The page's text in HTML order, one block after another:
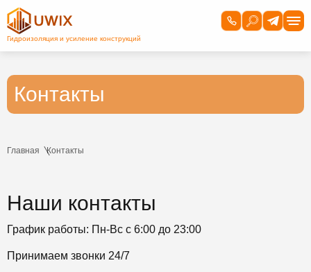
Контакты
Главная Контакты
Наши контакты
График работы: Пн-Вс с 6:00 до 23:00
Принимаем звонки 24/7